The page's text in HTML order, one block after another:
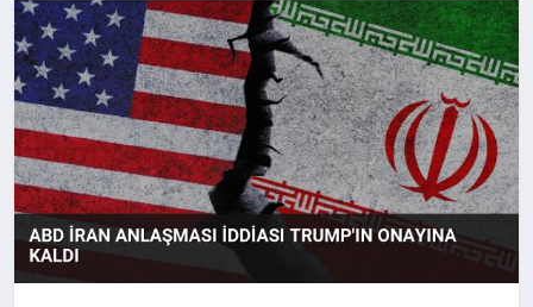
SAĞLIK
SPOR
TEKNOLOJI